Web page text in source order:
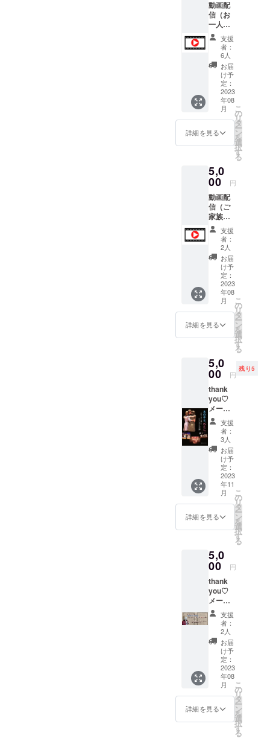
ろしく
お願い
しま
す！
される
かをご
選択く
ださ
い。
動画配
信（お
一人様
用） 第
11回い
としま
8.6平和
Made in
Dream
～平和
への想
いをつ
なぐ青
い目の
人形
ス」の
物語 8
月6日
(日)18:0
0公演の
動画を
配信し
ます 視
聴用の
URLを
前日ま
でに
メール
で送信
します
配信開
始時
17:30頃
演時
間：
18:00～
約2時
間 配
信期
間：公
開日よ
り10日
間視聴
できま
す 利用
動画配
信プ
ラット
ホー
ム：
※サイト
はかか
りませ
リター
ン内容
の権利
は主催
者が有
しま
す。動
画サイ
トなど
への無
断転
載・共
行った
場合、
支援
者：
6人
お届
け予
定：
2023
年08
月
詳細を見る
こ
の
リ
タ
ー
ン
を
選
択
す
る
5,0
00 円
動画配
信（ご
家族様
用） 第
11回い
としま
8.6平和
Made in
Dream
～平和
への想
いをつ
なぐ青
い目の
人形
ス」の
物語 8
月6日
(日)18:0
0公演の
動画を
配信し
ます 視
聴用の
URLを
前日ま
でに
メール
で送信
します
配信開
始時
17:30頃
演時
間：
18:00～
約2時
間 配
信期
間：公
開日よ
り10日
間視聴
できま
す 利用
動画配
信プ
ラット
ホー
ム：
※サイト
支援
者：
2人
お届
け予
定：
2023
年08
月
詳細を見る
こ
の
リ
タ
ー
ン
を
選
択
す
る
5,0
00 円
残り5
thank
you♡
メール
2022年
7月30日
に佼成
出版社
より出
版され
た平和
劇の取
り組み
を描い
た児童
書 ノン
フィク
感動シ
リーズ
「あの
子は、
わた
し。」
ホロ
コース
トを演
じた
「いと
しま8.6
平和
劇」 を
1冊お送
りしま
す！ こ
支援
者：
3人
お届
け予
定：
2023
年11
月
詳細を見る
こ
の
リ
タ
ー
ン
を
選
択
す
る
5,0
00 円
thank
you♡
メール
プレミ
アムチ
ケット
（大人
こども
共通チ
ケット1
枚） ご
覧いた
だきや
すい指
定席を
あなた
支援
者：
2人
お届
け予
定：
2023
年08
月
詳細を見る
こ
の
リ
タ
ー
ン
を
選
択
す
る